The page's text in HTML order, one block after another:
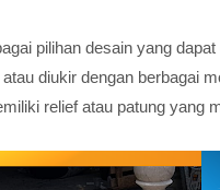
pilihan desain yang
diukir dengan berbagai
relief atau patung yang